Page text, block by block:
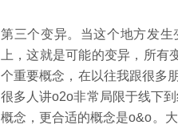
第三个变异。当这个地方发
上，这就是可能的变异，所
个重要概念，在以往我跟很多
很多人讲o2o非常局限于线下
概念，更合适的概念是o&o。